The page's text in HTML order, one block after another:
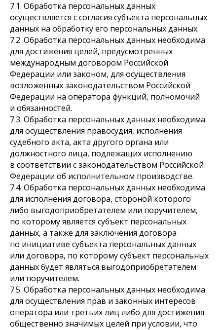
7.1. Обработка персональных данных
осуществляется с согласия субъекта персональных
данных на обработку его персональных данных.
7.2. Обработка персональных данных необходима
для достижения целей, предусмотренных
международным договором Российской
Федерации или законом, для осуществления
возложенных законодательством Российской
Федерации на оператора функций, полномочий
и обязанностей.
7.3. Обработка персональных данных необходима
для осуществления правосудия, исполнения
судебного акта, акта другого органа или
должностного лица, подлежащих исполнению
в соответствии с законодательством Российской
Федерации об исполнительном производстве.
7.4. Обработка персональных данных необходима
для исполнения договора, стороной которого
либо выгодоприобретателем или поручителем,
по которому является субъект персональных
данных, а также для заключения договора
по инициативе субъекта персональных данных
или договора, по которому субъект персональных
данных будет являться выгодоприобретателем
или поручителем.
7.5. Обработка персональных данных необходима
для осуществления прав и законных интересов
оператора или третьих лиц либо для достижения
общественно значимых целей при условии, что